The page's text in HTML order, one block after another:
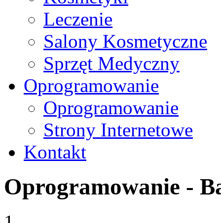
Leczenie
Salony Kosmetyczne
Sprzęt Medyczny
Oprogramowanie
Oprogramowanie
Strony Internetowe
Kontakt
Oprogramowanie -